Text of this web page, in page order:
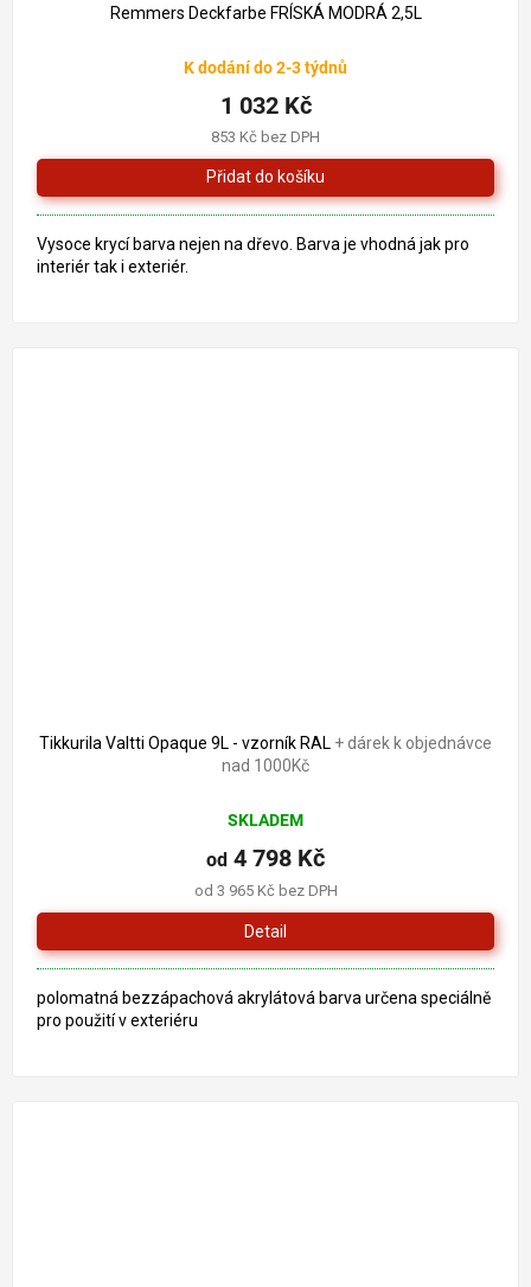
Remmers Deckfarbe FRÍSKÁ MODRÁ 2,5L
K dodání do 2-3 týdnů
853 Kč bez DPH
1 032 Kč
Vysoce krycí barva nejen na dřevo. Barva je vhodná jak pro
interiér tak i exteriér.
Tikkurila Valtti Opaque 9L - vzorník RAL + dárek k objednávce
nad 1000Kč
SKLADEM
od 3 965 Kč bez DPH
od 4 798 Kč
Detail
polomatná bezzápachová akrylátová barva určena speciálně
pro použití v exteriéru